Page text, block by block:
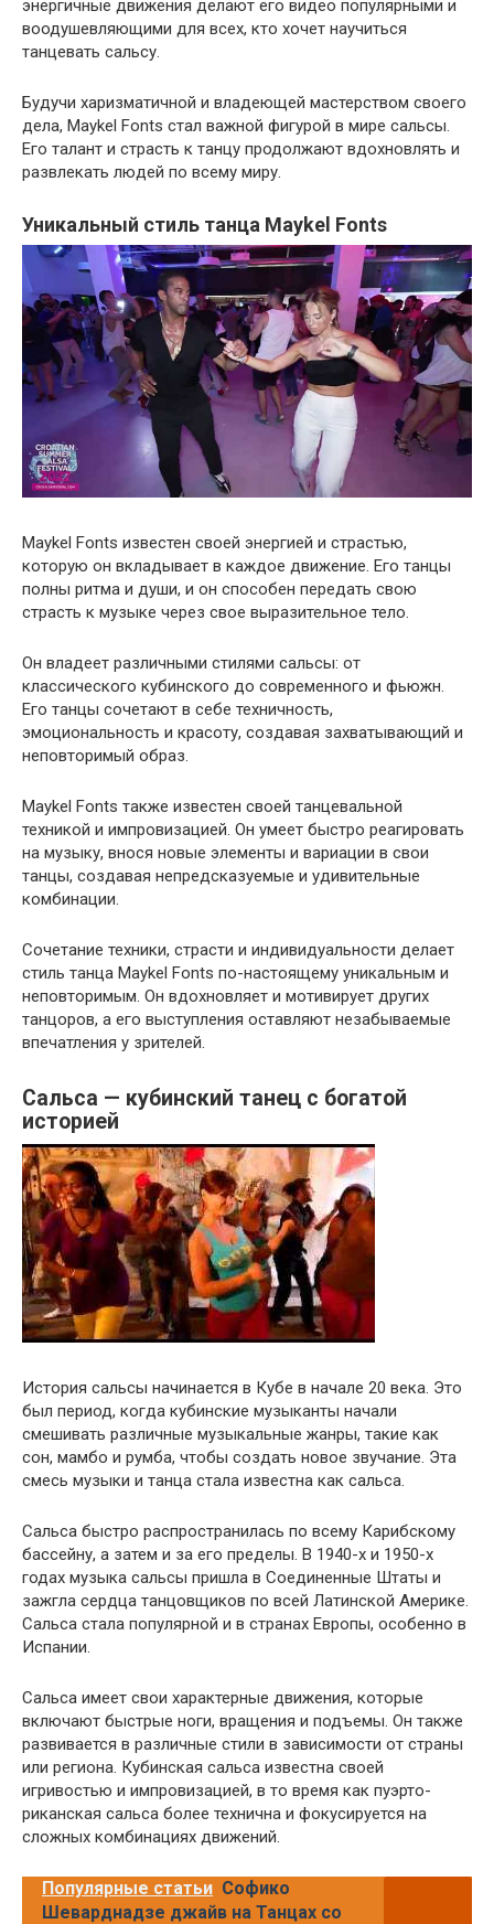
энергичные движения делают его видео популярными и
воодушевляющими для всех, кто хочет научиться
танцевать сальсу.
Будучи харизматичной и владеющей мастерством своего
дела, Maykel Fonts стал важной фигурой в мире сальсы.
Его талант и страсть к танцу продолжают вдохновлять и
развлекать людей по всему миру.
Уникальный стиль танца Maykel Fonts
Maykel Fonts известен своей энергией и страстью,
которую он вкладывает в каждое движение. Его танцы
полны ритма и души, и он способен передать свою
страсть к музыке через свое выразительное тело.
Он владеет различными стилями сальсы: от
классического кубинского до современного и фьюжн.
Его танцы сочетают в себе техничность,
эмоциональность и красоту, создавая захватывающий и
неповторимый образ.
Maykel Fonts также известен своей танцевальной
техникой и импровизацией. Он умеет быстро реагировать
на музыку, внося новые элементы и вариации в свои
танцы, создавая непредсказуемые и удивительные
комбинации.
Сочетание техники, страсти и индивидуальности делает
стиль танца Maykel Fonts по-настоящему уникальным и
неповторимым. Он вдохновляет и мотивирует других
танцоров, а его выступления оставляют незабываемые
впечатления у зрителей.
Сальса — кубинский танец с богатой
историей
История сальсы начинается в Кубе в начале 20 века. Это
был период, когда кубинские музыканты начали
смешивать различные музыкальные жанры, такие как
сон, мамбо и румба, чтобы создать новое звучание. Эта
смесь музыки и танца стала известна как сальса.
Сальса быстро распространилась по всему Карибскому
бассейну, а затем и за его пределы. В 1940-х и 1950-х
годах музыка сальсы пришла в Соединенные Штаты и
зажгла сердца танцовщиков по всей Латинской Америке.
Сальса стала популярной и в странах Европы, особенно в
Испании.
Сальса имеет свои характерные движения, которые
включают быстрые ноги, вращения и подъемы. Он также
развивается в различные стили в зависимости от страны
или региона. Кубинская сальса известна своей
игривостью и импровизацией, в то время как пуэрто-
риканская сальса более технична и фокусируется на
сложных комбинациях движений.
Популярные статьи Софико
Шеварднадзе джайв на Танцах со